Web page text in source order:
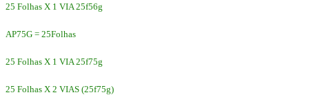
25 Folhas X 1 VIA 25f56g
AP75G = 25Folhas
25 Folhas X 1 VIA 25f75g
25 Folhas X 2 VIAS (25f75g)